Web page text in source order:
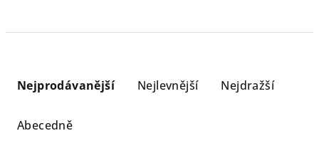
Nejprodávanější Nejlevnější Nejdražší
Abecedně